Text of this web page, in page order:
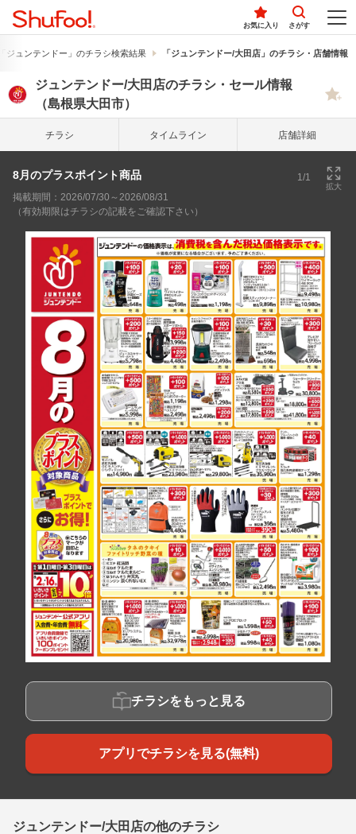
お気に入り さがす
ジュンテンドー」のチラシ検索結果 「ジュンテンドー/大田店」のチラシ・店舗情報
ジュンテンドー/大田店のチラシ・セール情報
（島根県大田市）
チラシ タイム ライン 店舗詳細
8月のプラスポイント商品 1/1
拡大
掲載期間：2026/07/30～2026/08/31
（有効期限はチラシの記載をご確認下さい）
チラシをもっと見る
アプリでチラシを見る(無料)
ジュンテンドー/大田店の他のチラシ